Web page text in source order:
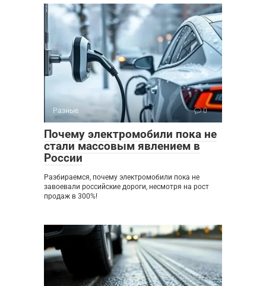
Разные 0
Почему электромобили пока не
стали массовым явлением в
России
Разбираемся, почему электромобили пока не
завоевали российские дороги, несмотря на рост
продаж в 300%!